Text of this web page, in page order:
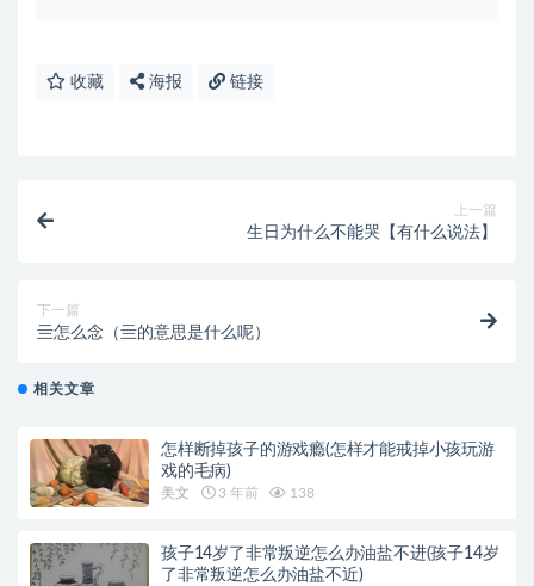
收藏 海报 链接
上一篇
生日为什么不能哭【有什么说法】
下一篇
亖怎么念（亖的意思是什么呢）
相关文章
怎样断掉孩子的游戏瘾(怎样才能戒掉小孩玩游
戏的毛病)
美文 3 年前 138
孩子14岁了非常叛逆怎么办油盐不进(孩子14岁
了非常叛逆怎么办油盐不近)